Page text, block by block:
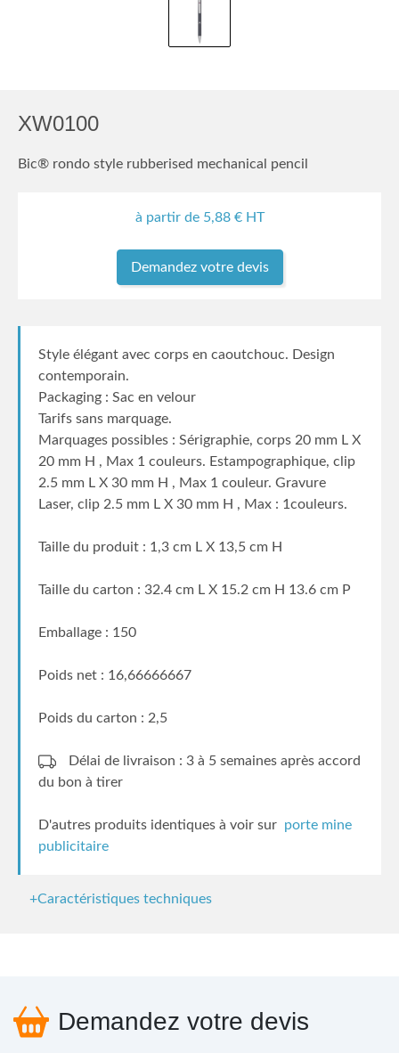
XW0100
Bic® rondo style rubberised mechanical pencil
à partir de 5,88€ HT
Demandez votre devis
Style élégant avec corps en caoutchouc. Design
contemporain.
Packaging : Sac en velour
Tarifs sans marquage.
Marquages possibles : Sérigraphie, corps 20 mm L X
20 mm H , Max 1 couleurs. Estampographique, clip
2.5 mm L X 30 mm H , Max 1 couleur. Gravure
Laser, clip 2.5 mm L X 30 mm H , Max : 1couleurs.
Taille du produit : 1,3 cm L X 13,5 cm H
Taille du carton : 32.4 cm L X 15.2 cm H 13.6 cm P
Emballage : 150
Poids net : 16,66666667
Poids du carton : 2,5
Délai de livraison : 3 à 5 semaines après accord
du bon à tirer
D'autres produits identiques à voir sur porte mine
publicitaire
+Caractéristiques techniques
Demandez votre devis